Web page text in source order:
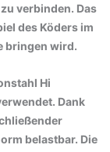
verbinden. Das
des Köders im
bringen wird.
Hi
Dank
belastbar. Die